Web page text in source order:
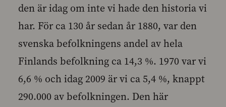
den är idag om inte vi hade den historia vi
har. För ca 130 år sedan år 1880, var den
svenska befolkningens andel av hela
Finlands befolkning ca 14,3 %. 1970 var vi
6,6 % och idag 2009 är vi ca 5,4 %, knappt
290.000 av befolkningen. Den här